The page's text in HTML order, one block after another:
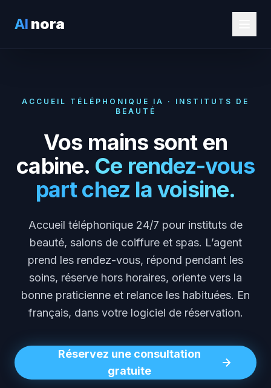
AI nora
ACCUEIL TÉLÉPHONIQUE IA · INSTITUTS DE
BEAUTÉ
Vos mains sont en
cabine. Ce rendez-vous
part chez la voisine.
Accueil téléphonique 24/7 pour instituts de
beauté, salons de coiffure et spas. L’agent
prend les rendez-vous, répond pendant les
soins, réserve hors horaires, oriente vers la
bonne praticienne et relance les habituées. En
français, dans votre logiciel de réservation.
Réservez une consultation
gratuite